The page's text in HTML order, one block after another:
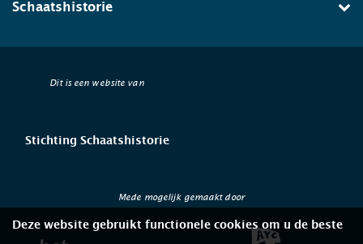
Schaatshistorie
Dit is een website van
Stichting Schaatshistorie
Mede mogelijk gemaakt door
Deze website gebruikt functionele cookies om u de beste